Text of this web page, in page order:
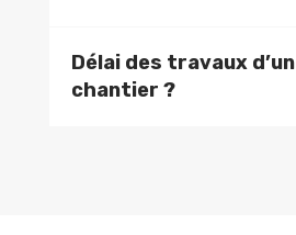
Délai des travaux d’un
chantier ?